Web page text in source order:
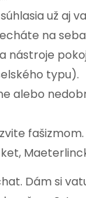
už aj
na
nástroje
typu).
alebo
fašizmom.
Dám si